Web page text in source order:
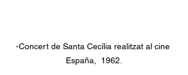
-Concert de Santa Cecília realitzat al cine
España,  1962.